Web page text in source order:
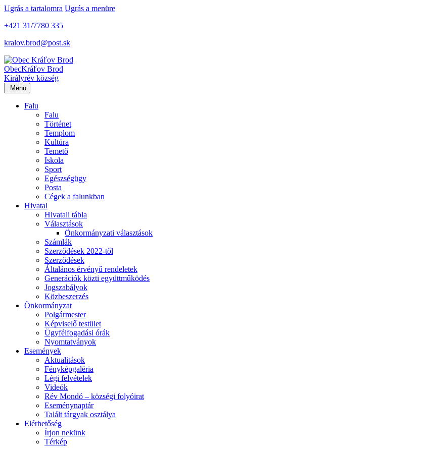
Ugrás a tartalomra Ugrás a menüre
+421 31/7780 335
kralov.brod@post.sk
ObecKráľov Brod
Királyrév község
Menü
Falu
Falu
Történet
Templom
Kultúra
Temető
Iskola
Sport
Egészségügy
Posta
Cégek a falunkban
Hivatal
Hivatali tábla
Választások
Önkormányzati választások
Számlák
Szerződések 2022-től
Szerződések
Általános érvényű rendeletek
Generációk közti együttműködés
Jogszabályok
Közbeszerzés
Önkormányzat
Polgármester
Képviselő testület
Ügyfélfogadási órák
Nyomtatványok
Események
Aktualitások
Fényképgaléria
Légi felvételek
Videók
Rév Mondó – községi folyóirat
Eseménynaptár
Talált tárgyak osztálya
Elérhetőség
Írjon nekünk
Térkép